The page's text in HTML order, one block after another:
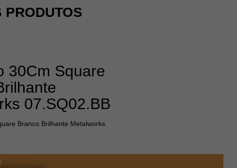
PRODUTOS
30Cm Square
07.SQ02.BB
Branco Brilhante Metalworks